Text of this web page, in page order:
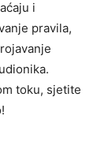
i
pravila,
toku, sjetite